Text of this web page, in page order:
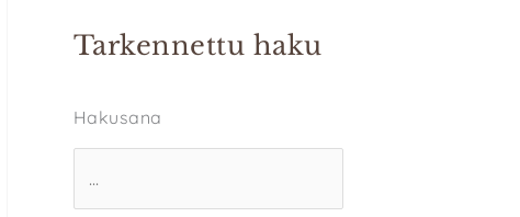
Tarkennettu haku
Hakusana